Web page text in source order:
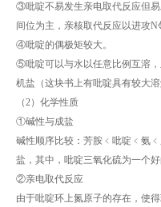
③吡啶不易发生亲电取代反应但
间位为主，亲核取代反应以进攻N
④吡啶的偶极矩较大。
⑤吡啶可以与水以任意比例互溶
机盐（这块书上有吡啶具有较大
（2）化学性质
①碱性与成盐
碱性顺序比较：芳胺﹤吡啶﹤氨
盐，其中，吡啶三氧化硫为一个好
②亲电取代反应
由于吡啶环上氮原子的存在，使